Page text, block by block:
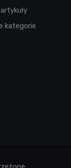
kategorie